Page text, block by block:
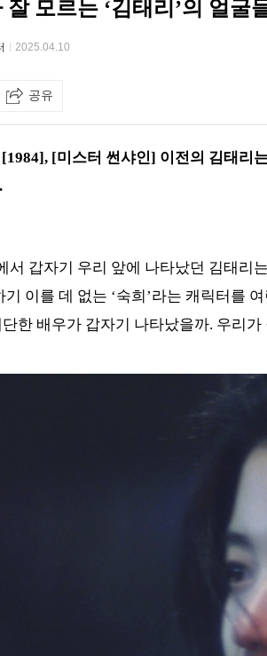
잘 모르는 ‘김태리’의 얼굴
2025.04.10
공유
[미스터 썬샤인] 이전의 김태리
서 갑자기 우리 앞에 나타났던 김태리
기 이를 데 없는 ‘숙희’라는 캐릭터를
한 배우가 갑자기 나타났을까. 우리